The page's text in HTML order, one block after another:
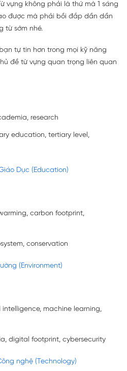
vựng không phải là thứ mà 1 sáng
được mà phải bồi đắp dần dần
từ sớm nhé.
tự tin hơn trong mọi kỹ năng
đề từ vựng quan trọng liên quan
research
education, tertiary level,
Dục (Education)
carbon footprint,
conservation
(Environment)
machine learning,
digital footprint, cybersecurity
nghệ (Technology)